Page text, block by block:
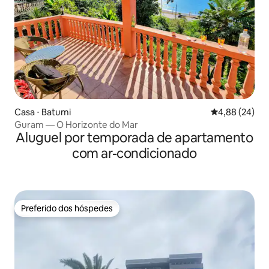
Casa ⋅ Batumi 4,88 de uma
4,88 (24)
Guram — O Horizonte do Mar
Aluguel por temporada de apartamento
com ar-condicionado
Preferido dos hóspedes
Preferido dos hóspedes